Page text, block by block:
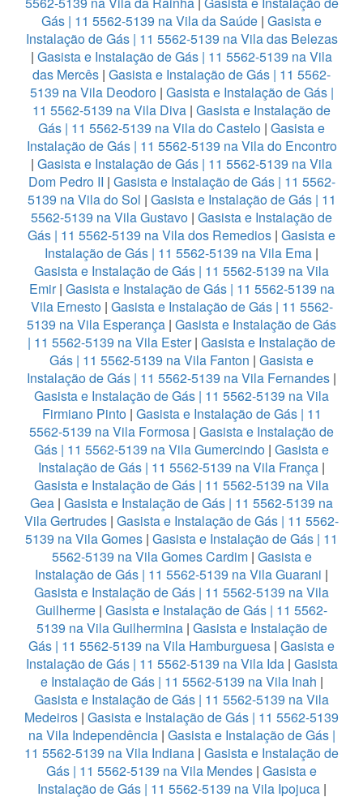
Gás | 11 5562-5139 na Vila da Saúde | Gasista e
Instalação de Gás | 11 5562-5139 na Vila das Belezas
| Gasista e Instalação de Gás | 11 5562-5139 na Vila
das Mercês | Gasista e Instalação de Gás | 11 5562-
5139 na Vila Deodoro| Gasista e Instalação de Gás |
11 5562-5139 na Vila Diva | Gasista e Instalação de
Gás | 11 5562-5139 na Vila do Castelo | Gasista e
Instalação de Gás | 11 5562-5139 na Vila do Encontro
| Gasista e Instalação de Gás | 11 5562-5139 na Vila
Dom Pedro II | Gasista e Instalação de Gás | 11 5562-
5139 na Vila do Sol | Gasista e Instalação de Gás | 11
5562-5139 na Vila Gustavo | Gasista e Instalação de
Gás | 11 5562-5139 na Vila dos Remedios | Gasista e
Instalação de Gás | 11 5562-5139 na Vila Ema |
Gasista e Instalação de Gás | 11 5562-5139 na Vila
Emir| Gasista e Instalação de Gás | 11 5562-5139 na
Vila Ernesto| Gasista e Instalação de Gás | 11 5562-
5139 na Vila Esperança | Gasista e Instalação de Gás
| 11 5562-5139 na Vila Ester| Gasista e Instalação de
Gás | 11 5562-5139 na Vila Fanton | Gasista e
Instalação de Gás | 11 5562-5139 na Vila Fernandes |
Gasista e Instalação de Gás | 11 5562-5139 na Vila
Firmiano Pinto| Gasista e Instalação de Gás | 11
5562-5139 na Vila Formosa | Gasista e Instalação de
Gás | 11 5562-5139 na Vila Gumercindo | Gasista e
Instalação de Gás | 11 5562-5139 na Vila França |
Gasista e Instalação de Gás | 11 5562-5139 na Vila
Gea | Gasista e Instalação de Gás | 11 5562-5139 na
Vila Gertrudes | Gasista e Instalação de Gás | 11 5562-
5139 na Vila Gomes | Gasista e Instalação de Gás | 11
5562-5139 na Vila Gomes Cardim| Gasista e
Instalação de Gás | 11 5562-5139 na Vila Guarani |
Gasista e Instalação de Gás | 11 5562-5139 na Vila
Guilherme | Gasista e Instalação de Gás | 11 5562-
5139 na Vila Guilhermina| Gasista e Instalação de
Gás | 11 5562-5139 na Vila Hamburguesa | Gasista e
Instalação de Gás | 11 5562-5139 na Vila Ida| Gasista
e Instalação de Gás | 11 5562-5139 na Vila Inah |
Gasista e Instalação de Gás | 11 5562-5139 na Vila
Medeiros | Gasista e Instalação de Gás | 11 5562-5139
na Vila Independência| Gasista e Instalação de Gás |
11 5562-5139 na Vila Indiana | Gasista e Instalação de
Gás | 11 5562-5139 na Vila Mendes | Gasista e
Instalação de Gás | 11 5562-5139 na Vila Ipojuca|